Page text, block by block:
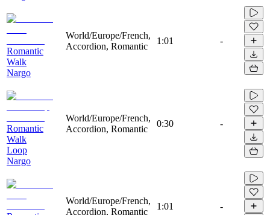
Romantic
Walk
Nargo
World/Europe/French,
Accordion, Romantic
1:01 -
Romantic
Walk
Loop
Nargo
World/Europe/French,
Accordion, Romantic
0:30 -
World/Europe/French,
Accordion, Romantic
1:01 -